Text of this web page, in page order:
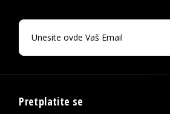
Pretplatite se